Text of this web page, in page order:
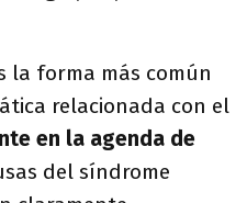
la forma más común
relacionada con el
en la agenda de
del síndrome